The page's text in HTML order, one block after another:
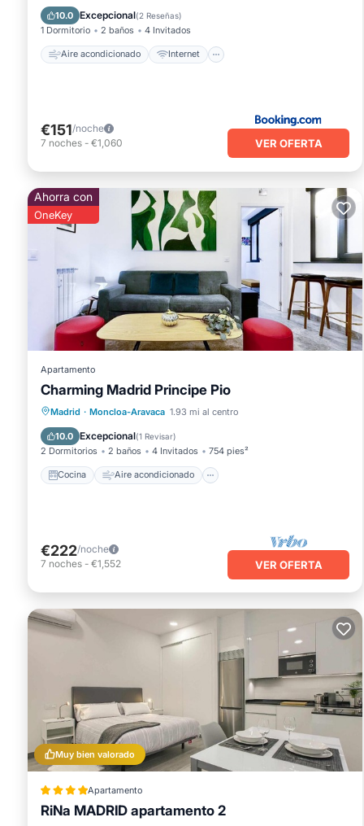
10.0 Excepcional(2 Reseñas)
1 Dormitorio 2 baños 4 Invitados
Aire acondicionado Internet
Apto para niños
€151/noche
7 noches - €1,060 VER OFERTA
Ahorra con
OneKey
Apartamento
Charming Madrid Principe Pio
Madrid · Moncloa-Aravaca 1.93 mi al centro
10.0 Excepcional(1 Revisar)
2 Dormitorios 2 baños 4 Invitados 754 pies²
Cocina Aire acondicionado
Cocina Aire acondicionado
Apto para niños
€222/noche
7 noches - €1,552 VER OFERTA
Muy bien valorado
Apartamento
RiNa MADRID apartamento 2